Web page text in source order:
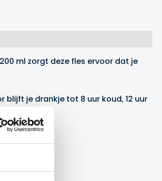
ml zorgt deze fles ervoor dat je
je drankje tot 8 uur koud, 12 uur